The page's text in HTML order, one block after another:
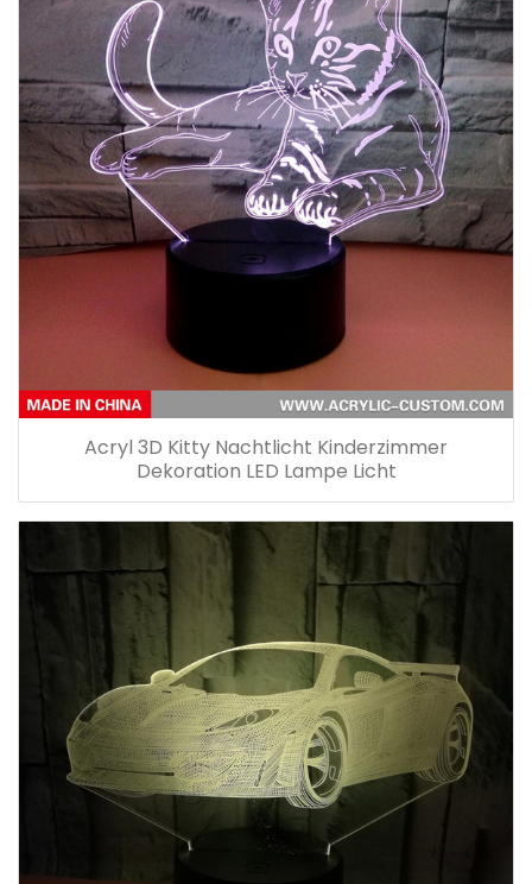
Acryl 3D Kitty Nachtlicht Kinderzimmer
Dekoration LED Lampe Licht